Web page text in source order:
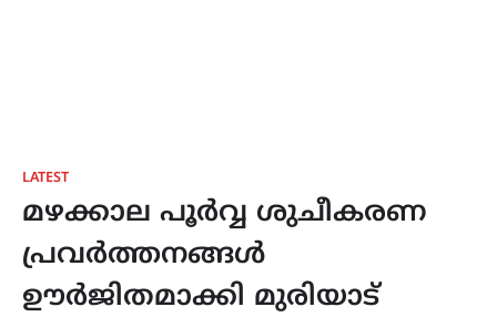
LATEST
മഴക്കാല പൂർവ്വ ശുചീകരണ
പ്രവർത്തനങ്ങൾ
ഊർജിതമാക്കി മുരിയാട്